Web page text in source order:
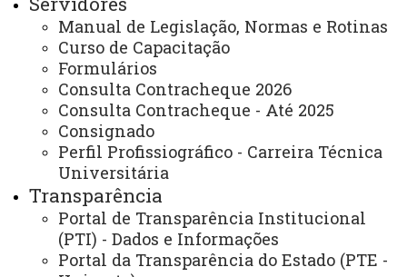
Manual de Legislação, Normas e Rotinas
Curso de Capacitação
Formulários
Consulta Contracheque 2026
Consulta Contracheque - Até 2025
Consignado
Perfil Profissiográfico - Carreira Técnica
Universitária
Transparência
Portal de Transparência Institucional
(PTI) - Dados e Informações
Portal da Transparência do Estado (PTE -
Você está aqui:Unioeste
Carta de Serviços
Campus Francisco Beltrão - Carta de Serviços
Lista de Itens do Campus Francisco Beltrão
CCH - Grupo “O estudo do espaço na dança e no
teatro”
ACESSE
Acesso Restrito (Editores do Portal)